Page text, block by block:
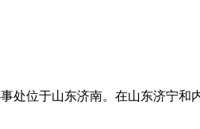
处位于山东济南。在山东济宁和